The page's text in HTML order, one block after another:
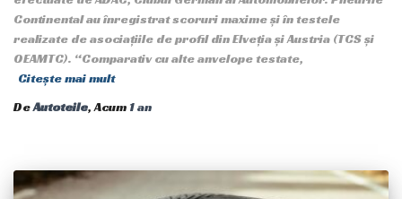
Continental au înregistrat scoruri maxime și în testele
realizate de asociațiile de profil din Elveția și Austria (TCS și
OEAMTC). “Comparativ cu alte anvelope testate,
Citește mai mult
DeAutoteile, Acum 1 an